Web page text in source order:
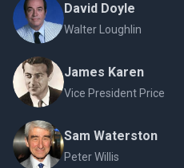
David Doyle
Walter Loughlin
James Karen
Vice President Price
Sam Waterston
Peter Willis